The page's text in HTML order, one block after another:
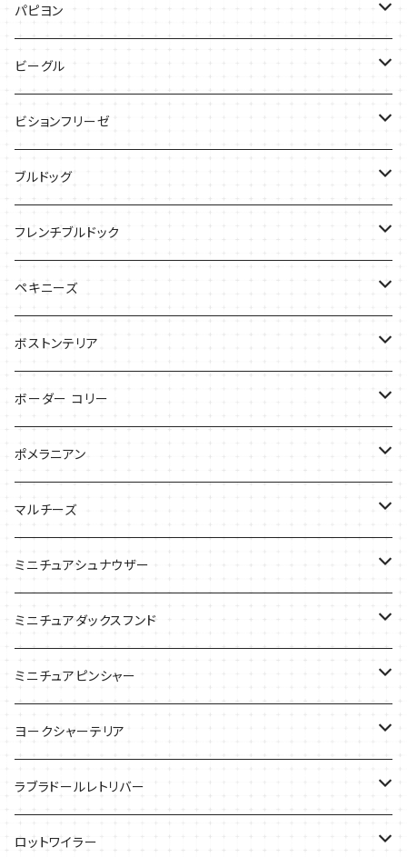
雑貨
バッグ
Tシャツ
バッグ
ケース
パピヨン
ケース
バッグ
ビーグル
Tシャツ
ケース
バッグ
ビションフリーゼ
Tシャツ
バッグ
ケース
ブルドッグ
Tシャツ
バッグ
ケース
フレンチブルドック
バッグ
ケース
ペキニーズ
ケース
Tシャツ
バッグ
ボストンテリア
Tシャツ
バッグ
ケース
ボーダー コリー
Tシャツ
バッグ
ケース
ポメラニアン
Tシャツ
ケース
バッグ
マルチーズ
ケース
ミニチュアシュナウザー
Tシャツ
バッグ
ケース
ミニチュアダックスフンド
Ｔシャツ
バッグ
雑貨
ケース
ミニチュアピンシャー
ケース
ヨークシャーテリア
Tシャツ
バッグ
ラブラドールレトリバー
Ｔシャツ
ロットワイラー